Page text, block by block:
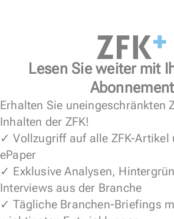
Lesen Sie weiter mit
Abonnement
Erhalten Sie uneingeschränkten
Inhalten der ZFK!
✓ Vollzugriff auf alle ZFK-Artikel
ePaper
✓ Exklusive Analysen,
Interviews aus der Branche
✓ Tägliche Branchen-Briefings